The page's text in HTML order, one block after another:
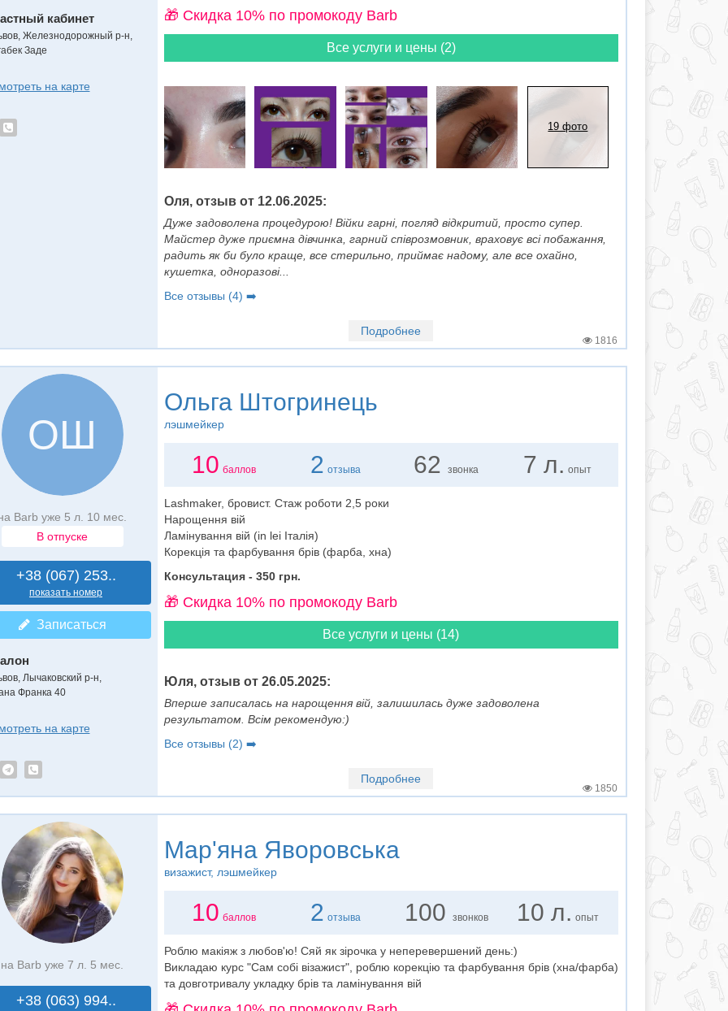
кабинет
Железнодорожный р-н,
Заде
на карте
🎁 Cкидка 10% по промокоду Barb
Все услуги и цены (2)
19 фото
Оля, отзыв от 12.06.2025:
Дуже задоволена процедурою! Війки гарні, погляд відкритий, просто супер.
Майстер дуже приємна дівчинка, гарний співрозмовник, враховує всі побажання,
радить як би було краще, все стерильно, приймає надому, але все охайно,
кушетка, одноразові...
Все отзывы (4) ➡️
Подробнее
1816
ОШ
Barb уже 5 л. 10 мес.
В отпуске
+38 (067) 253..
показать номер
Записаться
Лычаковский р-н,
Франка 40
на карте
Ольга Штогринець
лэшмейкер
10 баллов 2 отзыва 62звонка 7 л. опыт
Lashmaker, бровист. Стаж роботи 2,5 роки
Нарощення вій
Ламінування вій (in lei Італія)
Корекція та фарбування брів (фарба, хна)
Консультация - 350 грн.
🎁 Cкидка 10% по промокоду Barb
Все услуги и цены (14)
Юля, отзыв от 26.05.2025:
Вперше записалась на нарощення вій, залишилась дуже задоволена
результатом. Всім рекомендую:)
Все отзывы (2) ➡️
Подробнее
1850
на Barb уже 7 л. 5 мес.
+38 (063) 994..
Мар'яна Яворовська
визажист, лэшмейкер
10 баллов 2 отзыва 100 звонков 10 л. опыт
Роблю макіяж з любов'ю! Сяй як зірочка у неперевершений день:)
Викладаю курс "Сам собі візажист", роблю корекцію та фарбування брів (хна/фарба)
та довготривалу укладку брів та ламінування вій